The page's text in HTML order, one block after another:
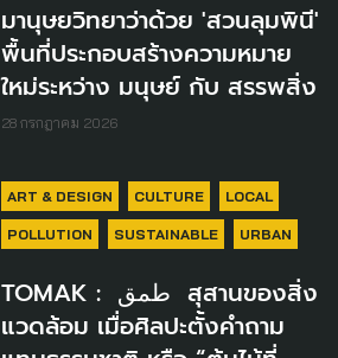
มานุษยวิทยาว่าด้วย 'สวนลุมพินี'
พื้นที่ประกอบสร้างความหมาย
ใหม่ระหว่าง มนุษย์ กับ สรรพสิ่ง
28 กรกฎาคม 2026
ART & DESIGN CULTURE LOCAL
POLLUTION SUSTAINABLE URBAN
TOMAK : طمق สุสานของสิ่ง
แวดล้อม เมื่อศิลปะตั้งคำถาม